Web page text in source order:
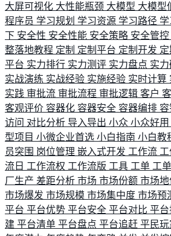
大屏可视化 大性能瓶颈 大模型 大模型
程序员 学习规划 学习资源 学习路径
下 安全性 安全性能 安全策略 安全管控
整落地教程 定制 定制平台 定制开发
平台 实力排行 实力测评 实力盘点 实
实战演练 实战经验 实施经验 实时计算
实践 审批流 审批流程 审批逻辑 客户
客观评价 容器化 容器安全 容器编排
访问 对比分析 导入导出 小众 小众好用
型项目 小微企业首选 小白指南 小白教
员突围 岗位管理 嵌入式开发 工作流
流日 工作流权 工作流版 工具 工单 工
厂生产 差距分析 市场 市场份额 市场地
市场爆发 市场规模 市场集中度 市场预
平台 平台优势 平台安全 平台对比 平台
建 平台清单 平台盘点 平台追赶 平民玩